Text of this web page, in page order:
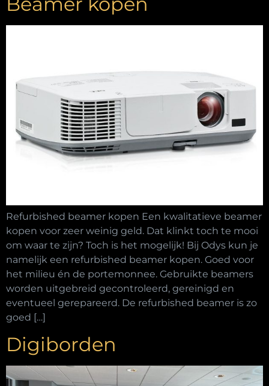
Refurbished beamer kopen Een kwalitatieve beamer
kopen voor zeer weinig geld. Dat klinkt toch te mooi
om waar te zijn? Toch is het mogelijk! Bij Odys kun je
namelijk een refurbished beamer kopen. Goed voor
het milieu én de portemonnee. Gebruikte beamers
worden uitgebreid gecontroleerd, gereinigd en
eventueel gerepareerd. De refurbished beamer is zo
goed […]
Digiborden